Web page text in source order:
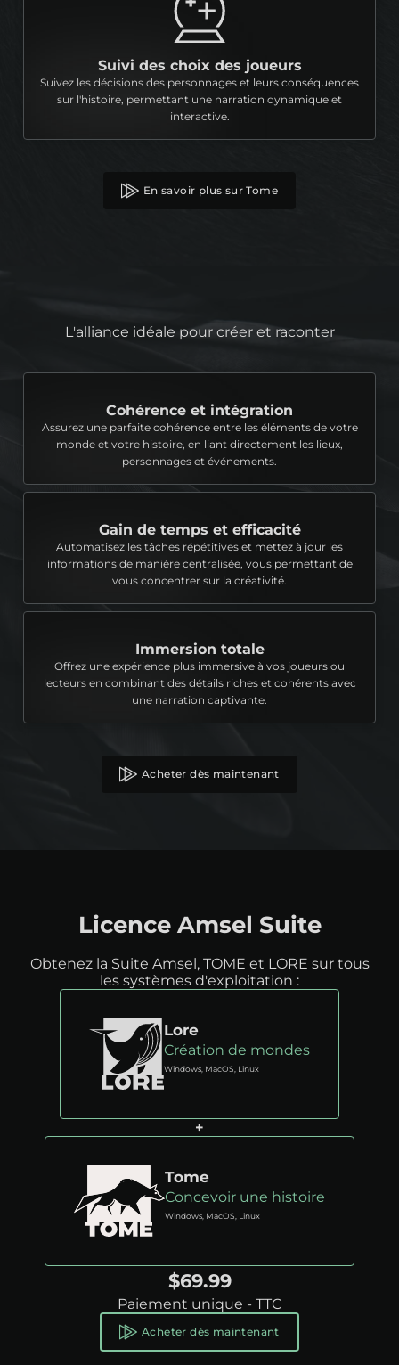
Suivi des choix des joueurs
Suivez les décisions des personnages et leurs conséquences
sur l'histoire, permettant une narration dynamique et
interactive.
En savoir plus sur Tome
L'alliance idéale pour créer et raconter
Cohérence et intégration
Assurez une parfaite cohérence entre les éléments de votre
monde et votre histoire, en liant directement les lieux,
personnages et événements.
Gain de temps et efficacité
Automatisez les tâches répétitives et mettez à jour les
informations de manière centralisée, vous permettant de
vous concentrer sur la créativité.
Immersion totale
Offrez une expérience plus immersive à vos joueurs ou
lecteurs en combinant des détails riches et cohérents avec
une narration captivante.
Acheter dès maintenant
Licence Amsel Suite
Obtenez la Suite Amsel, TOME et LORE sur tous
les systèmes d'exploitation :
Lore
Création de mondes
Windows, MacOS, Linux
+
Tome
Concevoir une histoire
Windows, MacOS, Linux
$69.99
Paiement unique - TTC
Acheter dès maintenant